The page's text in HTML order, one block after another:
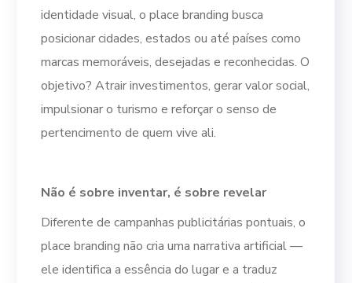
identidade visual, o place branding busca
posicionar cidades, estados ou até países como
marcas memoráveis, desejadas e reconhecidas. O
objetivo? Atrair investimentos, gerar valor social,
impulsionar o turismo e reforçar o senso de
pertencimento de quem vive ali.
Não é sobre inventar, é sobre revelar
Diferente de campanhas publicitárias pontuais, o
place branding não cria uma narrativa artificial —
ele identifica a essência do lugar e a traduz